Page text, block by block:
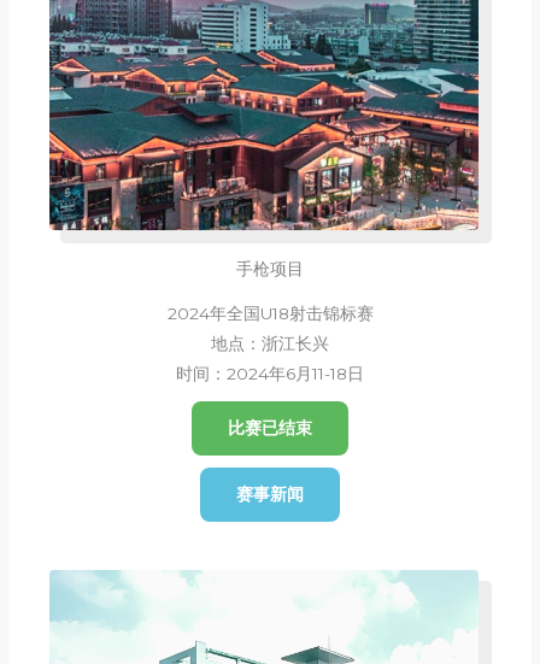
手枪项目
2024年全国U18射击锦标赛
地点：浙江长兴
时间：2024年6月11-18日
比赛已结束
赛事新闻